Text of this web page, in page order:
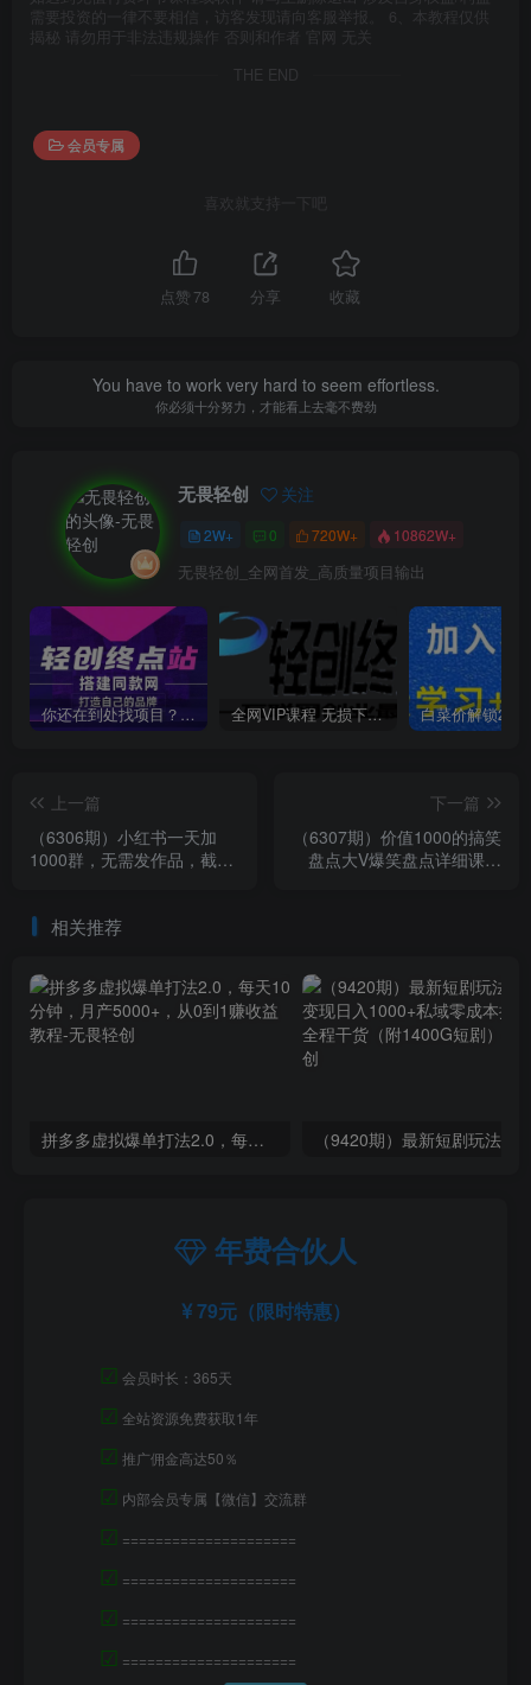
需要投资的一律不要相信，访客发现请向客服举报。 6、本教程仅供
揭秘 请勿用于非法违规操作 否则和作者 官网 无关
THE END
会员专属
喜欢就支持一下吧
点赞 78 分享 收藏
You have to work very hard to seem effortless.
你必须十分努力，才能看上去毫不费劲
无畏轻创 关注
2W+ 0 720W+ 10862W+
无畏轻创_全网首发_高质量项目输出
你还在到处找项目？还在当韭菜？我靠卖项目一个月收入5万+，曾经我也是个失败者。 全网VIP课程 无损下载~
上一篇
（6306期）小红书一天加
1000群，无需发作品，截留
下一篇
（6307期）价值1000的搞笑
盘点大V爆笑盘点详细课程
相关推荐
拼多多虚拟爆单打法2.0，每天10分钟，月产5000+，从0到1赚收益教程
年费合伙人
79元（限时特惠）
☑ 会员时长：365天
☑ 全站资源免费获取1年
☑ 推广佣金高达50％
☑ 内部会员专属【微信】交流群
☑ =====================
☑ =====================
☑ =====================
☑ =====================